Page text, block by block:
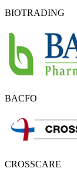
BIOTRADING
BACFO
CROSSCARE